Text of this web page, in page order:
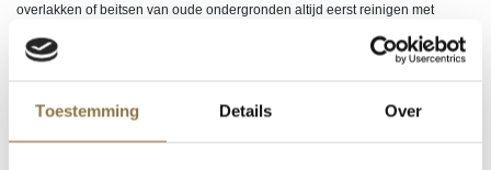
Toestemming Details Over
overlakken of beitsen van oude ondergronden altijd eerst reinigen met
opgebrachte laklagen altijd afwerken in de gewenste glansgraad. De Aqua
Natura Meubel & Parketlakken kunnen ook zeer goed gebruikt worden om
OP: Wel sterk verdunnen (ca. 25%) en altijd eerst een proef opzet maken.
Login om te kunnen bestellen of uw inkoopprijs te zien. Nog geen account?